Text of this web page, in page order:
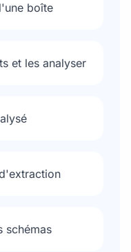
boîte
et les analyser
schémas